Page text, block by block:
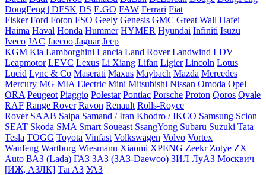
DongFeng | DFSK DS E.GO FAW Ferrari Fiat
Fisker Ford Foton FSO Geely Genesis GMC Great Wall Hafei
Haima Haval Honda Hummer HYMER Hyundai Infiniti Isuzu
Iveco JAC Jaecoo Jaguar Jeep
KGM Kia Lamborghini Lancia Land Rover Landwind LDV
Leapmotor LEVC Lexus Li Xiang Lifan Ligier Lincoln Lotus
Lucid Lync & Co Maserati Maxus Maybach Mazda Mercedes
Mercury MG MIA Electric Mini Mitsubishi Nissan Omoda Opel
ORA Peugeot Piaggio Polestar Pontiac Porsche Proton Qoros Qvale
RAF Range Rover Ravon Renault Rolls-Royce
Rover SAAB Saipa Samand / Iran Khodro / IKCO Samsung Scion
SEAT Skoda SMA Smart Soueast SsangYong Subaru Suzuki Tata
Tesla TOGG Toyota Vinfast Volkswagen Volvo Vortex
Wanfeng Wartburg Wiesmann Xiaomi XPENG Zeekr Zotye ZX
Auto ВАЗ (Lada) ГАЗ ЗАЗ (ЗАЗ-Daewoo) ЗИЛ ЛуАЗ Москвич
[ИЖ, АЗЛК] ТагАЗ УАЗ